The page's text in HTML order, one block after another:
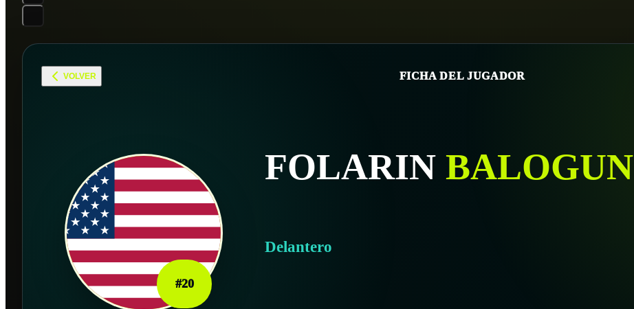
VOLVER FICHA DEL JUGADOR
#20
FOLARIN BALOGUN
Delantero